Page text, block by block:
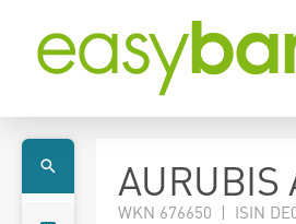
AURUBIS
WKN 676650 | ISIN